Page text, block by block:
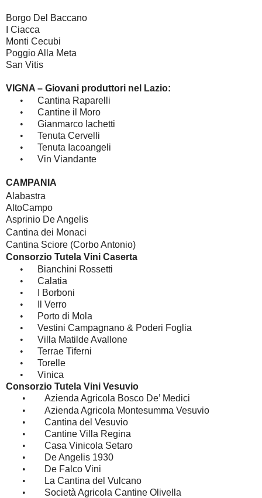
Borgo Del Baccano
I Ciacca
Monti Cecubi
Poggio Alla Meta
San Vitis
VIGNA – Giovani produttori nel Lazio:
•
Cantina Raparelli
•
Cantine il Moro
•
Gianmarco Iachetti
•
Tenuta Cervelli
•
Tenuta Iacoangeli
•
Vin Viandante
CAMPANIA
Alabastra
AltoCampo
Asprinio De Angelis
Cantina dei Monaci
Cantina Sciore (Corbo Antonio)
Consorzio Tutela Vini Caserta
•
Bianchini Rossetti
•
Calatia
•
I Borboni
•
Il Verro
•
Porto di Mola
•
Vestini Campagnano & Poderi Foglia
•
Villa Matilde Avallone
•
Terrae Tiferni
•
Torelle
•
Vinica
Consorzio Tutela Vini Vesuvio
•
Azienda Agricola Bosco De’ Medici
•
Azienda Agricola Montesumma Vesuvio
•
Cantina del Vesuvio
•
Cantine Villa Regina
•
Casa Vinicola Setaro
•
De Angelis 1930
•
De Falco Vini
•
La Cantina del Vulcano
•
Società Agricola Cantine Olivella